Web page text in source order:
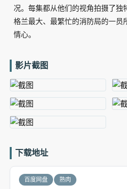
况。每集都从他们的视角拍摄了独
格兰最大、最繁忙的消防局的一员
情心。
影片截图
下载地址
百度网盘 熟肉